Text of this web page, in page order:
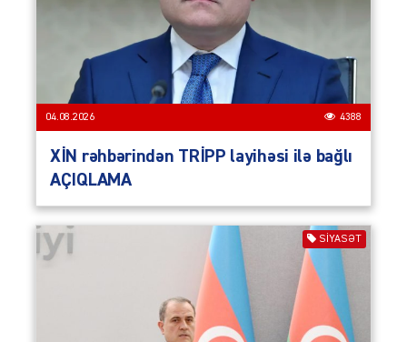
04.08.2026 4388
XİN rəhbərindən TRİPP layihəsi ilə bağlı
AÇIQLAMA
SIYASƏT